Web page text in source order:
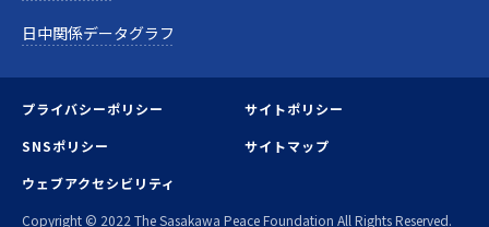
日中関係データグラフ
プライバシーポリシー
サイトポリシー
SNSポリシー
サイトマップ
ウェブアクセシビリティ
Copyright © 2022 The Sasakawa Peace Foundation All Rights Reserved.